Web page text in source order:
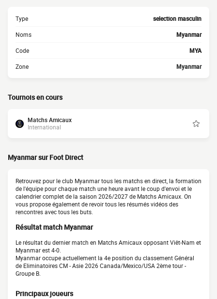
Type selection masculin
Noms Myanmar
Code MYA
Zone Myanmar
Tournois en cours
Matchs Amicaux
International
Myanmar sur Foot Direct
Retrouvez pour le club Myanmar tous les matchs en direct, la formation
de l'équipe pour chaque match une heure avant le coup d'envoi et le
calendrier complet de la saison 2026/2027 de Matchs Amicaux. On
vous propose également de revoir tous les résumés vidéos des
rencontres avec tous les buts.
Résultat match Myanmar
Le résultat du dernier match en Matchs Amicaux opposant Viêt-Nam et
Myanmar est 4-0.
Myanmar occupe actuellement la 4e position du classement Général
de Eliminatoires CM - Asie 2026 Canada/Mexico/USA 2ème tour -
Groupe B.
Principaux joueurs